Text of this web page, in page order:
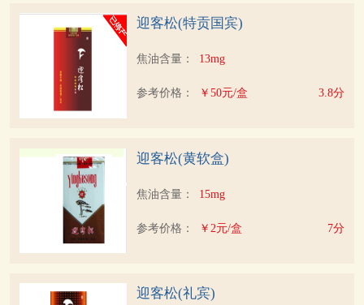
迎客松(特贡国宾)
焦油含量： 13mg
参考价格： ￥50元/盒 3.8分
迎客松(黄软盒)
焦油含量： 15mg
参考价格： ￥2元/盒 7分
迎客松(礼宾)